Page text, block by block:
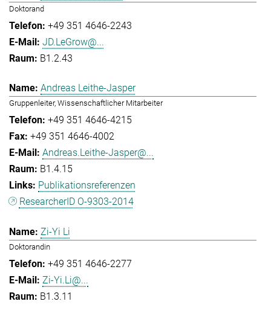
Doktorand
+49 351 4646-2243
JD.LeGrow@...
B1.2.43
Andreas Leithe-Jasper
Gruppenleiter, Wissenschaftlicher Mitarbeiter
+49 351 4646-4215
+49 351 4646-4002
Andreas.Leithe-Jasper@...
B1.4.15
Publikationsreferenzen
ResearcherID O-9303-2014
Zi-Yi Li
Doktorandin
+49 351 4646-2277
Zi-Yi.Li@...
B1.3.11